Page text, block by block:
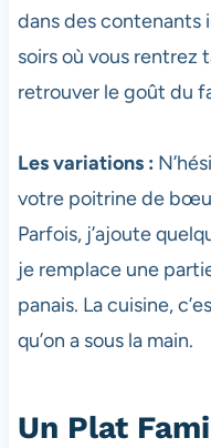
dans des contenants
soirs où vous rentrez
retrouver le goût du
Les variations :
votre poitrine de
Parfois, j’ajoute
je remplace une
panais. La cuisine,
qu’on a sous la main.
Un Plat